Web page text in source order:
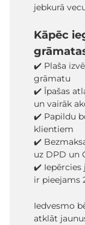
jebkurā
Kāpēc
✔️ Plaša
grāmatu
✔️ Īpašas
un vairāk
✔️ Papildu
klientiem
✔️
uz DPD un
✔️ Iepērcies
ir pieejams
Iedvesmo
atklāt